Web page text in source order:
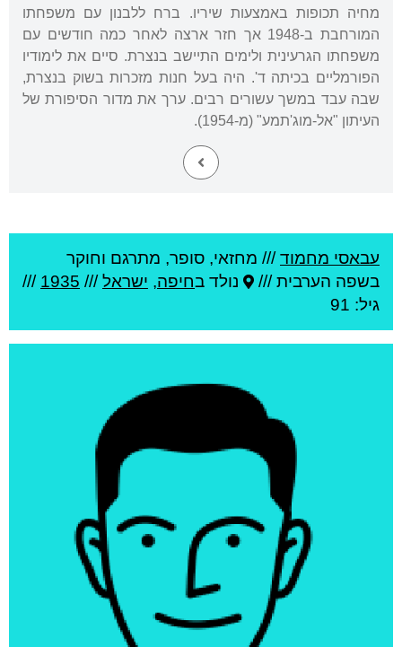
מחיה תכופות באמצעות שיריו. ברח ללבנון עם משפחתו
המורחבת ב-1948 אך חזר ארצה לאחר כמה חודשים עם
משפחתו הגרעינית ולימים התיישב בנצרת. סיים את לימודיו
הפורמליים בכיתה ד'. היה בעל חנות מזכרות בשוק בנצרת,
שבה עבד במשך עשורים רבים. ערך את מדור הסיפורת של
העיתון "אל-מוג'תמע" (מ-1954).
עבאסי מחמוד/// מחזאי, סופר, מתרגם וחוקר
בשפה הערבית ///
נולד בחיפה, ישראל///
1935
///
גיל: 91